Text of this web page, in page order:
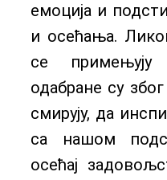
емоција и
и осећања.
се примењују
одабране су
смирују, да
са нашом
осећај